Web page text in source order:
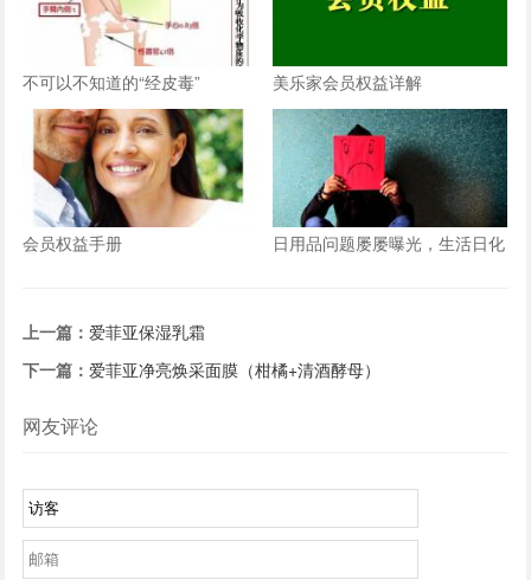
不可以不知道的“经皮毒” 美乐家会员权益详解
会员权益手册
日用品问题屡屡曝光，生活日化
上一篇：爱菲亚保湿乳霜
下一篇：爱菲亚净亮焕采面膜（柑橘+清酒酵母）
网友评论